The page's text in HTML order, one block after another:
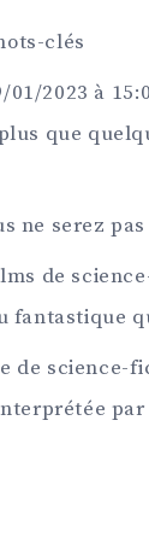
clés
01/2023 à
que
ne serez
de
fantastique
de science-